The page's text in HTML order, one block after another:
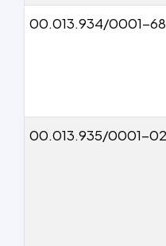
00.013.934/0001-68
00.013.935/0001-02